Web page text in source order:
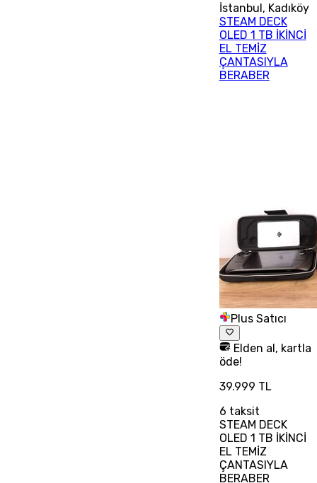
İstanbul, Kadıköy
STEAM DECK
OLED 1 TB İKİNCİ
EL TEMİZ
ÇANTASIYLA
BERABER
Plus Satıcı
Elden al, kartla
öde!
39.999 TL
6 taksit
STEAM DECK
OLED 1 TB İKİNCİ
EL TEMİZ
ÇANTASIYLA
BERABER